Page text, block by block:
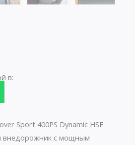
в:
Sport 400PS Dynamic HSE
с мощным